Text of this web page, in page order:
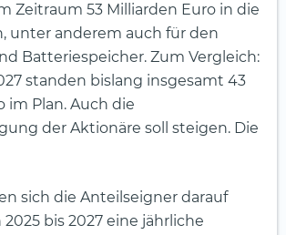
Zeitraum 53 Milliarden Euro in die
unter anderem auch für den
Batteriespeicher. Zum Vergleich:
standen bislang insgesamt 43
im Plan. Auch die
der Aktionäre soll steigen. Die
sich die Anteilseigner darauf
bis 2027 eine jährliche